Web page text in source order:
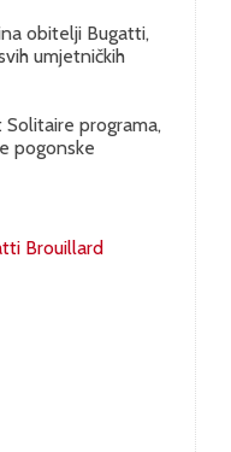
obitelji Bugatti,
umjetničkih
programa,
pogonske
Brouillard